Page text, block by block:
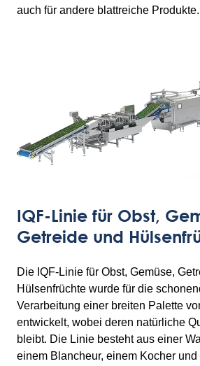
auch für andere blattreiche Produkte.
IQF-Linie für Obst,
Getreide und
Die IQF-Linie für Obst, Gemüse,
Hülsenfrüchte wurde für die
Verarbeitung einer breiten Palette
entwickelt, wobei deren natürliche
bleibt. Die Linie besteht aus einer
einem Blancheur, einem Kocher und